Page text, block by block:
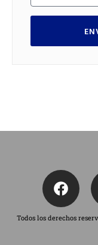
Todos los derechos